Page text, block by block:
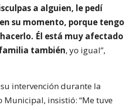
a alguien, le pedí
su momento, porque tengo
Él está muy afectado
también, yo igual”,
intervención durante la
Municipal, insistió: “Me tuve